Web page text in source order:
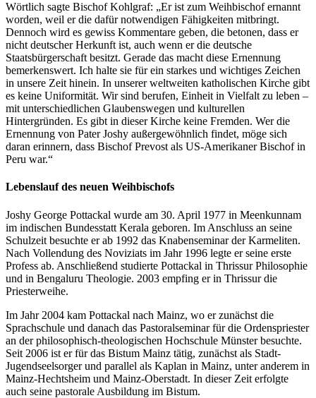
Wörtlich sagte Bischof Kohlgraf: „Er ist zum Weihbischof ernannt
worden, weil er die dafür notwendigen Fähigkeiten mitbringt.
Dennoch wird es gewiss Kommentare geben, die betonen, dass er
nicht deutscher Herkunft ist, auch wenn er die deutsche
Staatsbürgerschaft besitzt. Gerade das macht diese Ernennung
bemerkenswert. Ich halte sie für ein starkes und wichtiges Zeichen
in unsere Zeit hinein. In unserer weltweiten katholischen Kirche gibt
es keine Uniformität. Wir sind berufen, Einheit in Vielfalt zu leben –
mit unterschiedlichen Glaubenswegen und kulturellen
Hintergründen. Es gibt in dieser Kirche keine Fremden. Wer die
Ernennung von Pater Joshy außergewöhnlich findet, möge sich
daran erinnern, dass Bischof Prevost als US-Amerikaner Bischof in
Peru war.“
Lebenslauf des neuen Weihbischofs
Joshy George Pottackal wurde am 30. April 1977 in Meenkunnam
im indischen Bundesstatt Kerala geboren. Im Anschluss an seine
Schulzeit besuchte er ab 1992 das Knabenseminar der Karmeliten.
Nach Vollendung des Noviziats im Jahr 1996 legte er seine erste
Profess ab. Anschließend studierte Pottackal in Thrissur Philosophie
und in Bengaluru Theologie. 2003 empfing er in Thrissur die
Priesterweihe.
Im Jahr 2004 kam Pottackal nach Mainz, wo er zunächst die
Sprachschule und danach das Pastoralseminar für die Ordenspriester
an der philosophisch-theologischen Hochschule Münster besuchte.
Seit 2006 ist er für das Bistum Mainz tätig, zunächst als Stadt-
Jugendseelsorger und parallel als Kaplan in Mainz, unter anderem in
Mainz-Hechtsheim und Mainz-Oberstadt. In dieser Zeit erfolgte
auch seine pastorale Ausbildung im Bistum.